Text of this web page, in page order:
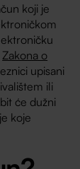
koji je
Zakona o
upisani
ili
će dužni
koje